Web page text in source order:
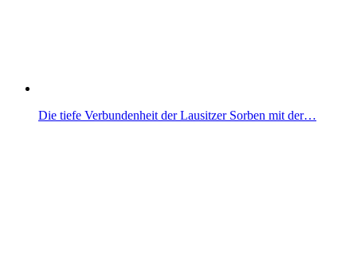
Die tiefe Verbundenheit der Lausitzer Sorben mit der…